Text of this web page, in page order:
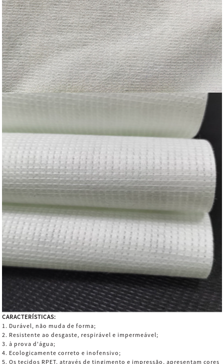
CARACTERÍSTICAS:
1. Durável, não muda de forma;
2. Resistente ao desgaste, respirável e impermeável;
3. à prova d'água;
4. Ecologicamente correto e inofensivo;
5. Os tecidos RPET, através de tingimento e impressão, apresentam cores